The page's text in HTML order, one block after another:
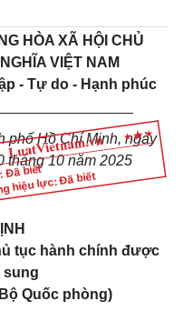
Đã biết
hiệu lực: Đã biết
HÒA XÃ HỘI CHỦ
NGHĨA VIỆT NAM
- Tự do - Hạnh phúc
phố Hồ Chí Minh, ngày
tháng 10 năm 2025
tục hành chính được
sung
Quốc phòng)